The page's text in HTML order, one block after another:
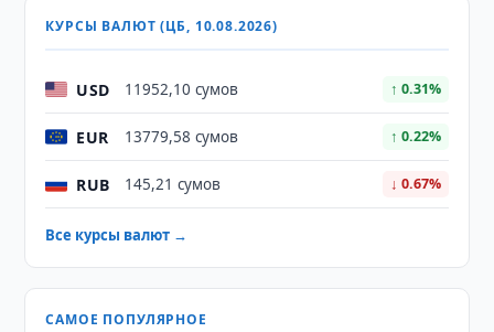
КУРСЫ ВАЛЮТ (ЦБ, 10.08.2026)
USD 11952,10 сумов ↑ 0.31%
EUR 13779,58 сумов ↑ 0.22%
RUB 145,21 сумов ↓ 0.67%
Все курсы валют →
САМОЕ ПОПУЛЯРНОЕ